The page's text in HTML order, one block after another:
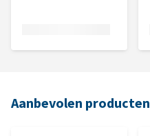
Aanbevolen producten